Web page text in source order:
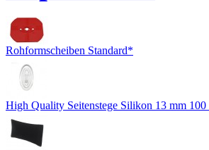
Rohformscheiben Standard*
High Quality Seitenstege Silikon 13 mm 100